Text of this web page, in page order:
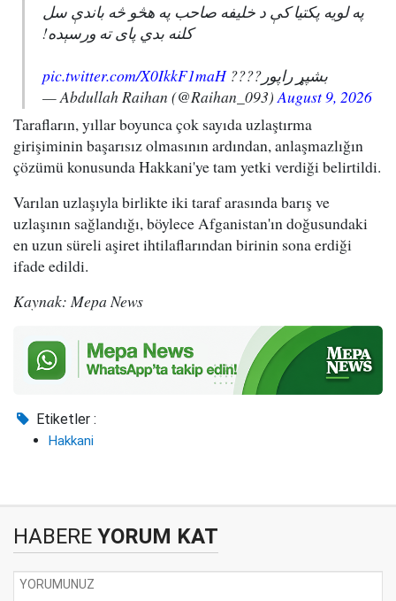
په لویه پکتیا کې د خلیفه صاحب په هڅو څه باندې سل
کلنه بدي پای ته ورسېده!
بشپړ راپور????pic.twitter.com/X0IkkF1maH
— Abdullah Raihan (@Raihan_093)August 9, 2026
Tarafların, yıllar boyunca çok sayıda uzlaştırma
girişiminin başarısız olmasının ardından, anlaşmazlığın
çözümü konusunda Hakkani'ye tam yetki verdiği belirtildi.
Varılan uzlaşıyla birlikte iki taraf arasında barış ve
uzlaşının sağlandığı, böylece Afganistan'ın doğusundaki
en uzun süreli aşiret ihtilaflarından birinin sona erdiği
ifade edildi.
Kaynak: Mepa News
Etiketler :
Hakkani
HABERE YORUM KAT